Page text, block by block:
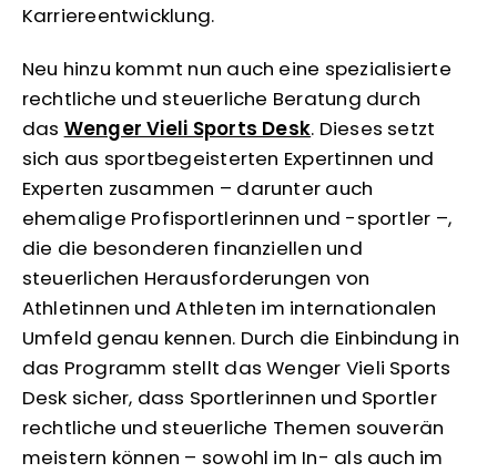
Karriereentwicklung.
Neu hinzu kommt nun auch eine spezialisierte
rechtliche und steuerliche Beratung durch
das Wenger Vieli Sports Desk. Dieses setzt
sich aus sportbegeisterten Expertinnen und
Experten zusammen – darunter auch
ehemalige Profisportlerinnen und -sportler –,
die die besonderen finanziellen und
steuerlichen Herausforderungen von
Athletinnen und Athleten im internationalen
Umfeld genau kennen. Durch die Einbindung in
das Programm stellt das Wenger Vieli Sports
Desk sicher, dass Sportlerinnen und Sportler
rechtliche und steuerliche Themen souverän
meistern können – sowohl im In- als auch im